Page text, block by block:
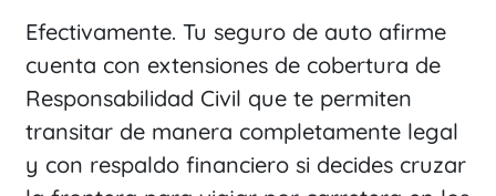
Efectivamente. Tu seguro de auto afirme
cuenta con extensiones de cobertura de
Responsabilidad Civil que te permiten
transitar de manera completamente legal
y con respaldo financiero si decides cruzar